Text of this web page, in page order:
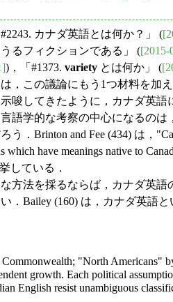
カナダ英語とは何か？」 (
るフィクションである」 ([2015-
)，「#1373. variety とは何か」 (
，この議論にもう1つ材料を加
唆してきたように，カナダ英語
語学的な考察の中心になるの
う．Brinton and Fee (434) は，
which have meanings native to
している．
方法を採るならば，カナダ英語
．Bailey (160) は，カナダ英語
"North Americans"
growth. Each political
English resist unambiguous